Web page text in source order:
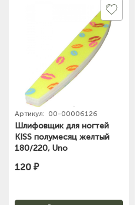
Артикул: 00-00006126
Шлифовщик для ногтей
KISS полумесяц желтый
180/220, Uno
120 ₽